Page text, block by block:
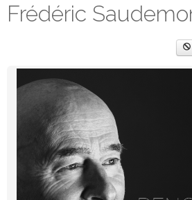
Frédéric